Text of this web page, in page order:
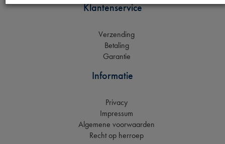
Klantenservice
Verzending
Betaling
Garantie
Informatie
Privacy
Impressum
Algemene voorwaarden
Recht op herroep